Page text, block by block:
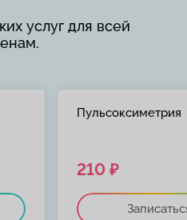
услуг для всей
Пульсоксиметрия
210 ₽